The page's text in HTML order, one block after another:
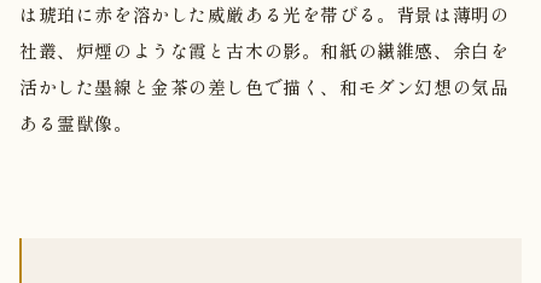
は琥珀に赤を溶かした威厳ある光を帯びる。背景は薄明の
社叢、炉煙のような霞と古木の影。和紙の繊維感、余白を
活かした墨線と金茶の差し色で描く、和モダン幻想の気品
ある霊獣像。